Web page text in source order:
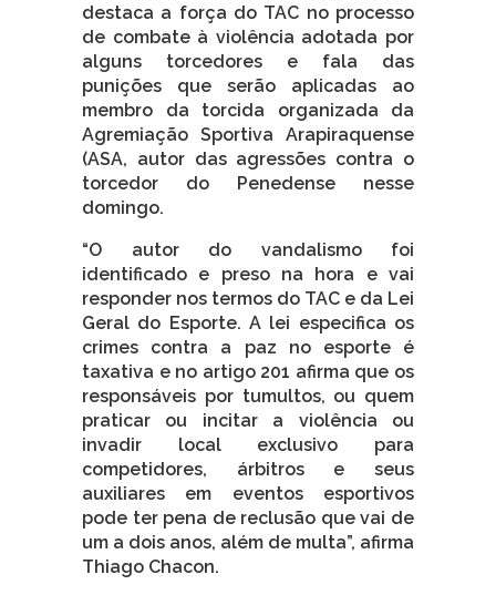
destaca a força do TAC no processo
de combate à violência adotada por
alguns torcedores e fala das
punições que serão aplicadas ao
membro da torcida organizada da
Agremiação Sportiva Arapiraquense
(ASA, autor das agressões contra o
torcedor do Penedense nesse
domingo.
“O autor do vandalismo foi
identificado e preso na hora e vai
responder nos termos do TAC e da Lei
Geral do Esporte. A lei especifica os
crimes contra a paz no esporte é
taxativa e no artigo 201 afirma que os
responsáveis por tumultos, ou quem
praticar ou incitar a violência ou
invadir local exclusivo para
competidores, árbitros e seus
auxiliares em eventos esportivos
pode ter pena de reclusão que vai de
um a dois anos, além de multa”, afirma
Thiago Chacon.